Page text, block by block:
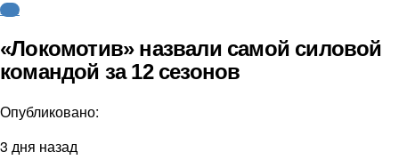
КХЛ
«Локомотив» назвали самой силовой
командой за 12 сезонов
Опубликовано:
3 дня назад